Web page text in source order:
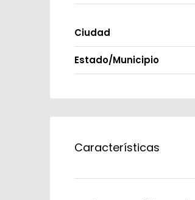
Ciudad
Estado/Municipio
Características